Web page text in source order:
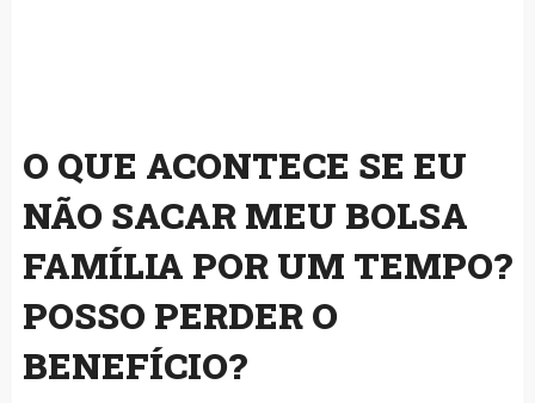
O QUE ACONTECE SE EU
NÃO SACAR MEU BOLSA
FAMÍLIA POR UM TEMPO?
POSSO PERDER O
BENEFÍCIO?